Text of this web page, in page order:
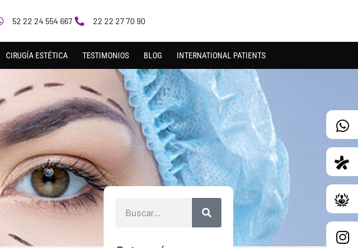
52 22 24 554 667 22 22 27 70 90
CIRUGÍA ESTÉTICA TESTIMONIOS BLOG INTERNATIONAL PATIENTS